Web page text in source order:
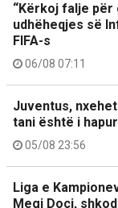
“Kërkoj falje për
udhëheqjes së
FIFA-s
06/08 07:11
Juventus,
tani është i
05/08 23:56
Liga e
Megi Doçi,